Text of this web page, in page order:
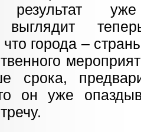
результат
выглядит
что города –
срока,
он уже